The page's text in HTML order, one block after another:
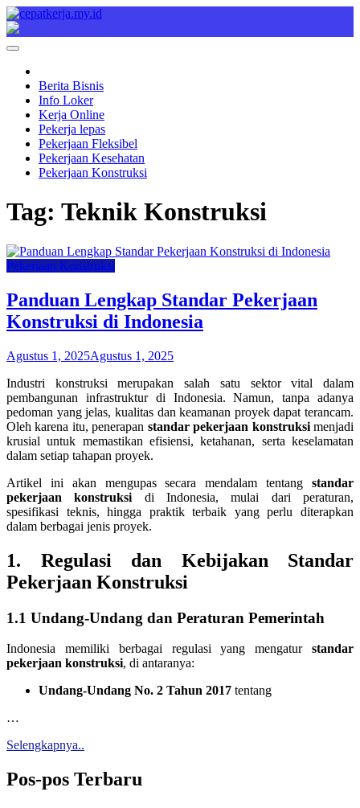
Skip
to
content
Cepat Kerja
Berita Bisnis
Berita Bisnis
Info Loker
Kerja Online
Pekerja lepas
Pekerjaan Fleksibel
Pekerjaan Kesehatan
Pekerjaan Konstruksi
Tag: Teknik Konstruksi
Pekerjaan Konstruksi
Panduan Lengkap Standar Pekerjaan
Konstruksi di Indonesia
Agustus 1, 2025Agustus 1, 2025
Industri konstruksi merupakan salah satu sektor vital dalam
pembangunan infrastruktur di Indonesia. Namun, tanpa adanya
pedoman yang jelas, kualitas dan keamanan proyek dapat terancam.
Oleh karena itu, penerapan standar pekerjaan konstruksimenjadi
krusial untuk memastikan efisiensi, ketahanan, serta keselamatan
dalam setiap tahapan proyek.
Artikel ini akan mengupas secara mendalam tentang standar
pekerjaan konstruksi di Indonesia, mulai dari peraturan,
spesifikasi teknis, hingga praktik terbaik yang perlu diterapkan
dalam berbagai jenis proyek.
1. Regulasi dan Kebijakan Standar
Pekerjaan Konstruksi
1.1 Undang-Undang dan Peraturan Pemerintah
Indonesia memiliki berbagai regulasi yang mengatur standar
pekerjaan konstruksi, di antaranya:
Undang-Undang No. 2 Tahun 2017 tentang
…
Selengkapnya..
Pos-pos Terbaru